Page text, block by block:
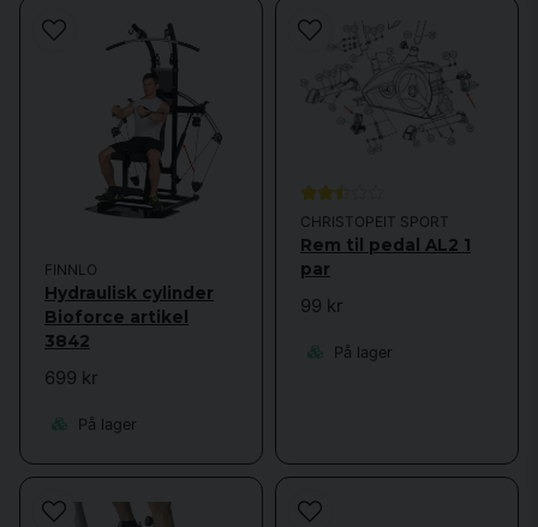
FINNLO
Hydraulisk cylinder
Bioforce artikel
3842
699 kr
På lager
CHRISTOPEIT SPORT
Rem til pedal AL2 1
par
99 kr
På lager